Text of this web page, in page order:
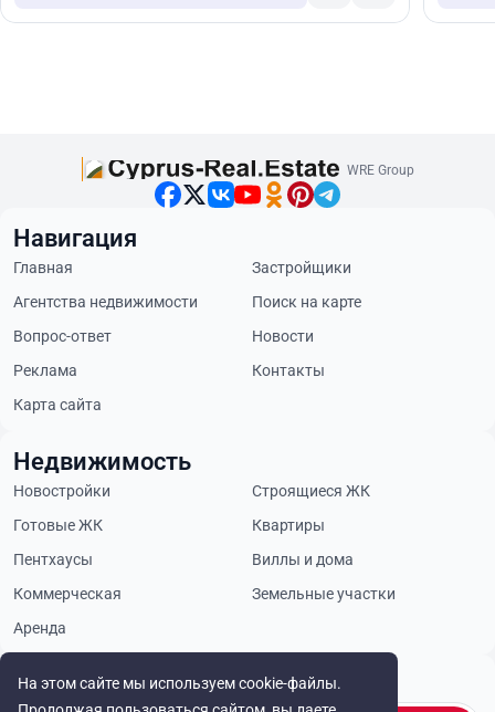
На этом сайте мы используем cookie-файлы.
WRE Group
Будьте в курсе
Навигация
Главная
Застройщики
Агентства недвижимости
Поиск на карте
Вопрос-ответ
Новости
Реклама
Контакты
Карта сайта
Недвижимость
Новостройки
Строящиеся ЖК
Готовые ЖК
Квартиры
Пентхаусы
Виллы и дома
Коммерческая
Земельные участки
Аренда